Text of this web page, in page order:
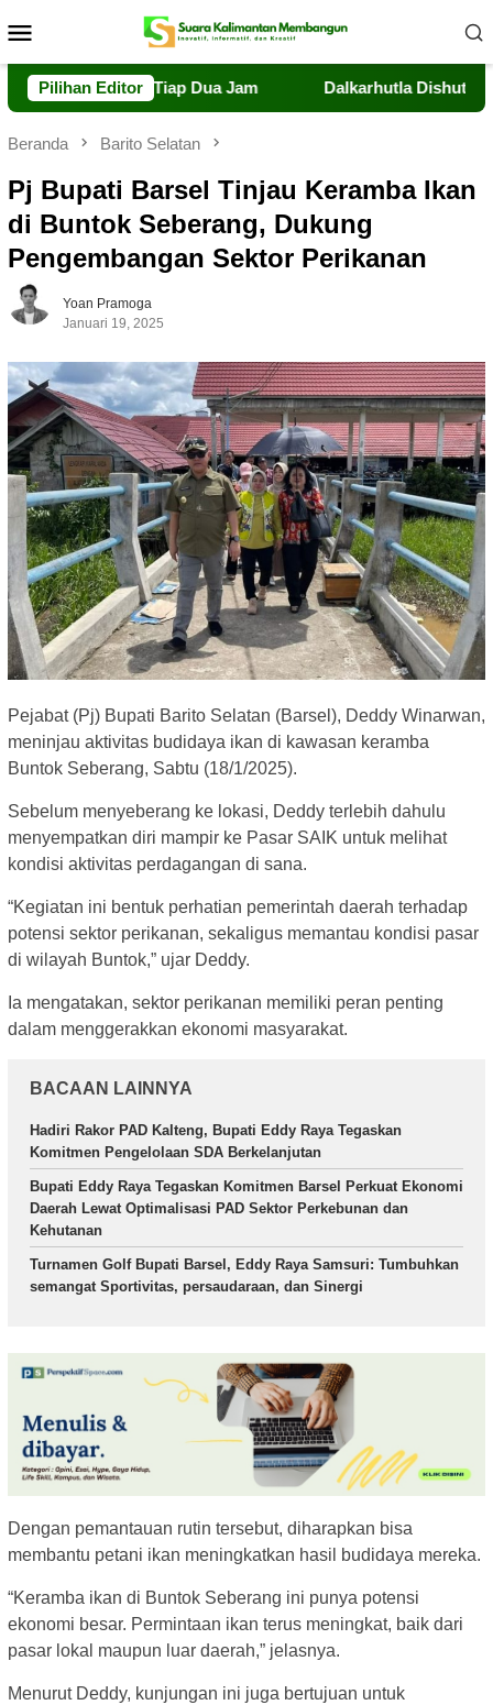
ke
Mobile
Pilihan Editor
Tiap Dua Jam Dalkarhutla Dishut Kalteng
Beranda Barito Selatan
Pj Bupati Barsel Tinjau Keramba Ikan
di Buntok Seberang, Dukung
Pengembangan Sektor Perikanan
Yoan Pramoga
Januari 19, 2025
Pejabat (Pj) Bupati Barito Selatan (Barsel), Deddy Winarwan,
meninjau aktivitas budidaya ikan di kawasan keramba
Buntok Seberang, Sabtu (18/1/2025).
Sebelum menyeberang ke lokasi, Deddy terlebih dahulu
menyempatkan diri mampir ke Pasar SAIK untuk melihat
kondisi aktivitas perdagangan di sana.
“Kegiatan ini bentuk perhatian pemerintah daerah terhadap
potensi sektor perikanan, sekaligus memantau kondisi pasar
di wilayah Buntok,” ujar Deddy.
Ia mengatakan, sektor perikanan memiliki peran penting
dalam menggerakkan ekonomi masyarakat.
BACAAN LAINNYA
Hadiri Rakor PAD Kalteng, Bupati Eddy Raya Tegaskan
Komitmen Pengelolaan SDA Berkelanjutan
Bupati Eddy Raya Tegaskan Komitmen Barsel Perkuat Ekonomi
Daerah Lewat Optimalisasi PAD Sektor Perkebunan dan
Kehutanan
Turnamen Golf Bupati Barsel, Eddy Raya Samsuri: Tumbuhkan
semangat Sportivitas, persaudaraan, dan Sinergi
Dengan pemantauan rutin tersebut, diharapkan bisa
membantu petani ikan meningkatkan hasil budidaya mereka.
“Keramba ikan di Buntok Seberang ini punya potensi
ekonomi besar. Permintaan ikan terus meningkat, baik dari
pasar lokal maupun luar daerah,” jelasnya.
Menurut Deddy, kunjungan ini juga bertujuan untuk